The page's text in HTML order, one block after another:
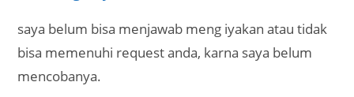
saya belum bisa menjawab meng iyakan atau tidak
bisa memenuhi request anda, karna saya belum
mencobanya.